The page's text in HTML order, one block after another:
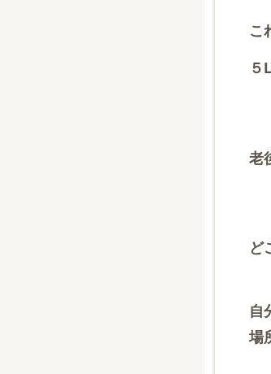
こ
５
老
ど
自
場